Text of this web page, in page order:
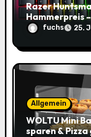
Razer
Hammerpreis
fuchs 25.
Allgemein
WOLTU Mini
sparen &